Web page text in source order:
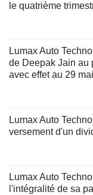
le quatrième
Lumax Auto
de Deepak Jain au
avec effet au 29
Lumax Auto
versement d'un
Lumax Auto
l'intégralité de sa